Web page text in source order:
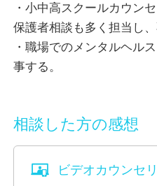
話したいことはあるけれ
ない、話を寄り添って聞
ほしい、心理療法的な手
いなど、ご要望に応じて
困ったときに頼れる誰か
でも、その人の人生を大
す。そして、誰かとのつ
・小中高スクールカウン
保護者相談も多く担当し
・職場でのメンタルヘル
事する。
相談した方の感想
ビデオカウンセ